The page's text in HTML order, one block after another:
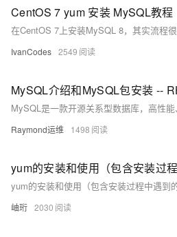
CentOS 7 yum 安装 MySQL教程
IvanCodes 2549
Raymond运维 1498
岫珩 2030